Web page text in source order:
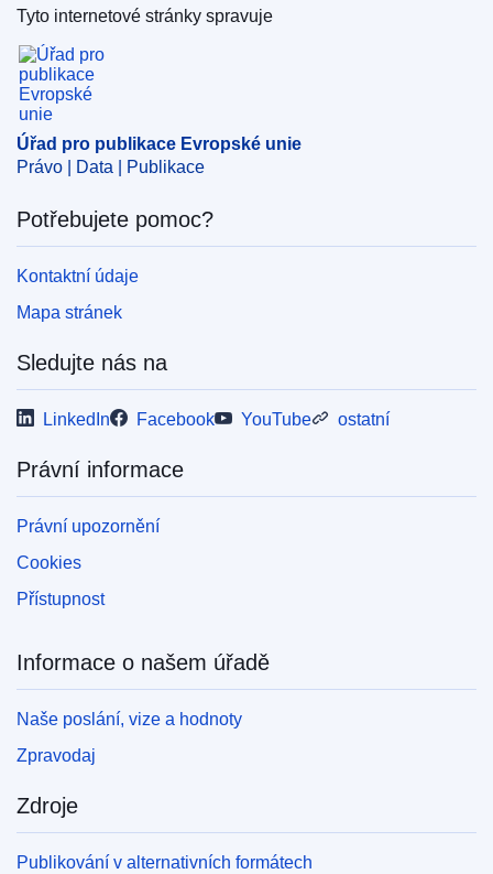
Úřad pro publikace Evropské unie
Tyto internetové stránky spravuje
Úřad pro publikace Evropské unie
Právo | Data | Publikace
Potřebujete pomoc?
Kontaktní údaje
Mapa stránek
Sledujte nás na
LinkedIn Facebook YouTube ostatní
Právní informace
Právní upozornění
Cookies
Přístupnost
Informace o našem úřadě
Naše poslání, vize a hodnoty
Zpravodaj
Zdroje
Publikování v alternativních formátech